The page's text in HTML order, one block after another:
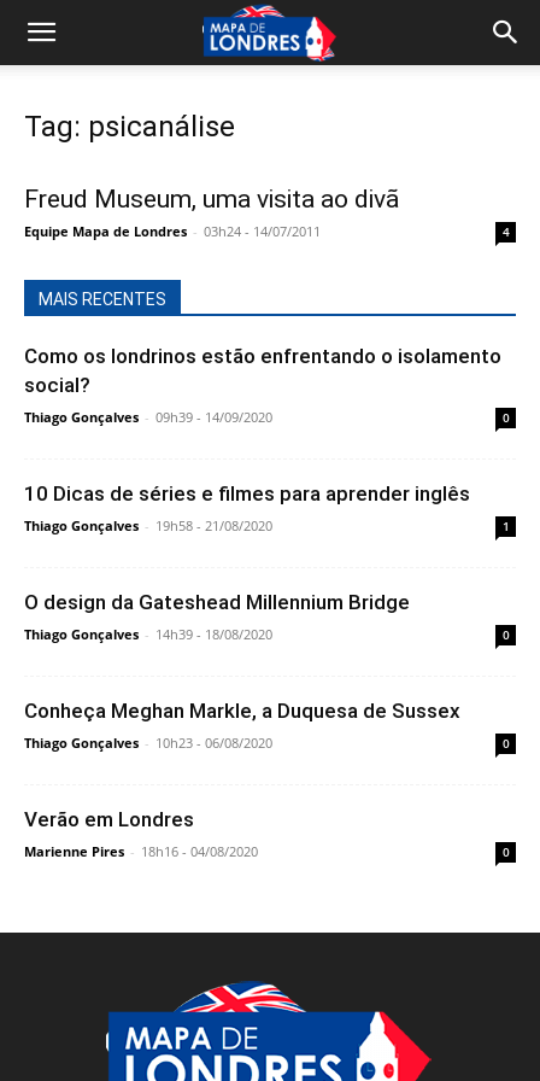
Tag: psicanálise
Freud Museum, uma visita ao divã
Equipe Mapa de Londres - 03h24 - 14/07/2011 4
MAIS RECENTES
Como os londrinos estão enfrentando o isolamento
social?
Thiago Gonçalves - 09h39 - 14/09/2020 0
10 Dicas de séries e filmes para aprender inglês
Thiago Gonçalves - 19h58 - 21/08/2020 1
O design da Gateshead Millennium Bridge
Thiago Gonçalves - 14h39 - 18/08/2020 0
Conheça Meghan Markle, a Duquesa de Sussex
Thiago Gonçalves - 10h23 - 06/08/2020 0
Verão em Londres
Marienne Pires - 18h16 - 04/08/2020 0